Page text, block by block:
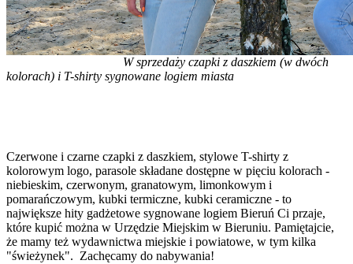
W sprzedaży czapki z daszkiem (w dwóch
kolorach) i T-shirty sygnowane logiem miasta
Czerwone i czarne czapki z daszkiem, stylowe T-shirty z
kolorowym logo, parasole składane dostępne w pięciu kolorach -
niebieskim, czerwonym, granatowym, limonkowym i
pomarańczowym, kubki termiczne, kubki ceramiczne - to
największe hity gadżetowe sygnowane logiem Bieruń Ci przaje,
które kupić można w Urzędzie Miejskim w Bieruniu. Pamiętajcie,
że mamy też wydawnictwa miejskie i powiatowe, w tym kilka
"świeżynek". Zachęcamy do nabywania!